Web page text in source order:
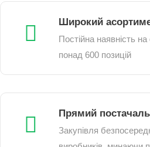
Широкий
Постійна наявність на
понад 600 позицій
Прямий
Закупівля